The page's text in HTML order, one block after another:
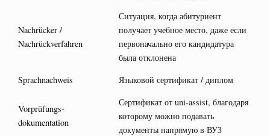
Nachrücker /
Nachrückverfahren
Ситуация, когда абитуриент
получает учебное место, даже если
первоначально его кандидатура
была отклонена
Sprachnachweis
Языковой сертификат / диплом
Vorprüfungs­
dokumentation
Сертификат от uni-assist, благодаря
которому можно подавать
документы напрямую в ВУЗ